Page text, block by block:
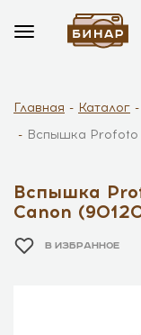
Главная Каталог
Вспышка Profoto
Вспышка
Canon
В ИЗБРАННОЕ